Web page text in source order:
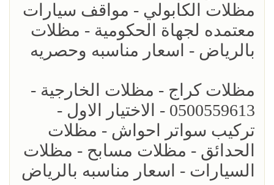
مظلات الكابولي - مواقف سيارات
معتمده لجهاة الحكومية - مظلات
بالرياض - اسعار مناسبه وحصريه
مظلات كراج - مظلات الخارجية -
0500559613 - الاختيار الاول -
تركيب سواتر احواش - مظلات
الحدائق - مظلات مسابح - مظلات
السيارات - اسعار مناسبه بالرياض